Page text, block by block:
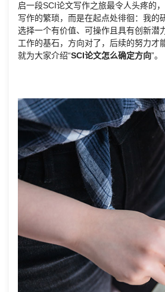
启一段SCI论文写作之旅最令人头疼的
写作的繁琐，而是在起点处徘徊：我的
选择一个有价值、可操作且具有创新潜
工作的基石，方向对了，后续的努力才
就为大家介绍“SCI论文怎么确定方向”。